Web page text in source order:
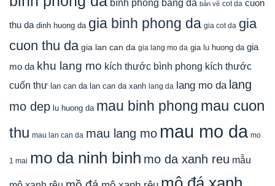
bình phong bằng đá bản vẽ cot da cuon
thu da dinh huong da gia binh phong da gia cot da gia
cuon thu da gia lan can da gia lang mo da gia lu huong da gia
mo da khu lang mo kích thước bình phong kích thước
cuốn thư lan can da lan can da xanh lang da lang mo da lang
mo dep lu huong da mau binh phong mau cuon
thu mau lan can da mau lang mo mau mo da mo
1 mai mo da ninh binh mo da xanh reu mẫu